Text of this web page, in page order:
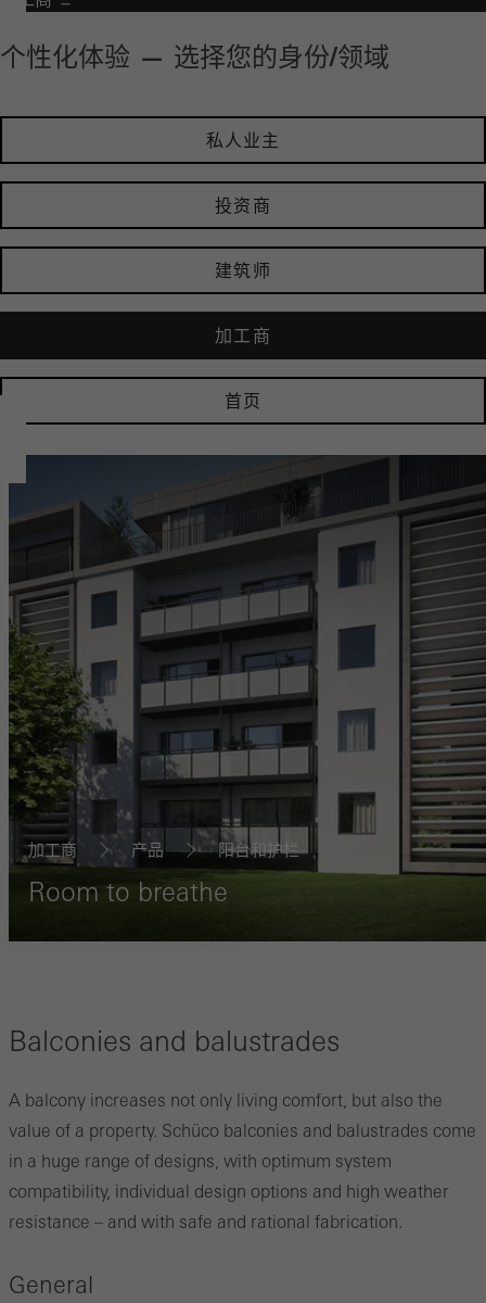
个性化体验 — 选择您的身份/领域
私人业主
投资商
建筑师
加工商
首页​
加工商 产品 阳台和护栏
Room to breathe
Balconies and balustrades
A balcony increases not only living comfort, but also the
value of a property. Schüco balconies and balustrades come
in a huge range of designs, with optimum system
compatibility, individual design options and high weather
resistance – and with safe and rational fabrication.
General